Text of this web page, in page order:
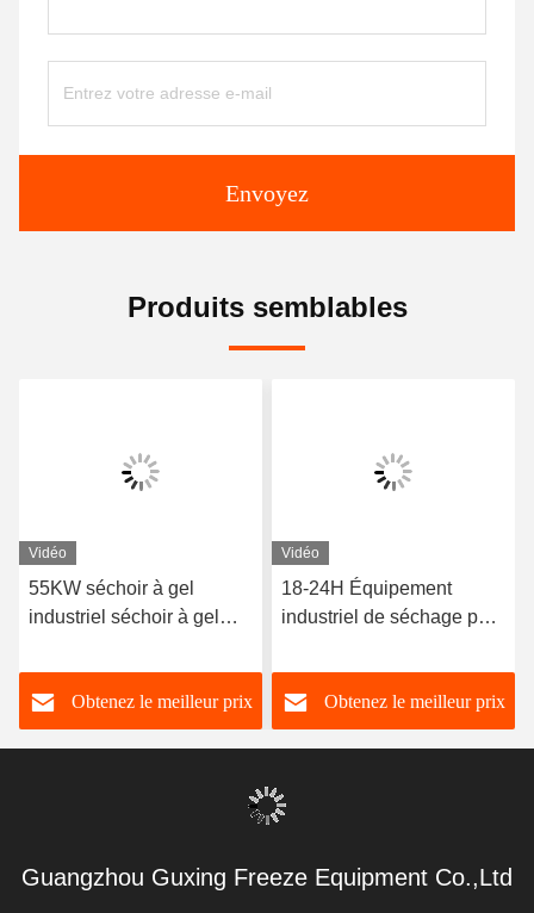
Envoyez
Produits semblables
Vidéo
55KW séchoir à gel
industriel séchoir à gel
kg/ lot
Obtenez le meilleur prix
Vidéo
18-24H Équipement
industriel de séchage par
Obtenez le meilleur prix
Guangzhou Guxing Freeze Equipment Co.,Ltd